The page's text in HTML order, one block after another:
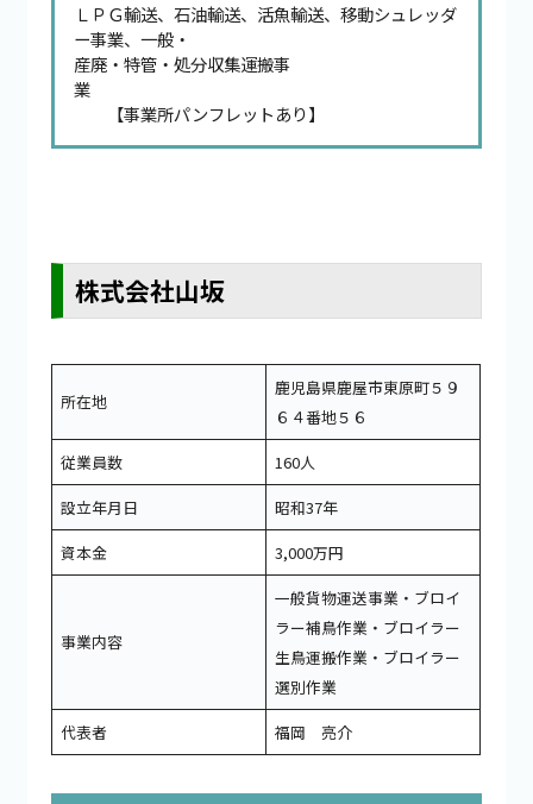
ＬＰＧ輸送、石油輸送、活魚輸送、移動シュレッダ
ー事業、一般・
産廃・特管・処分収集運搬事
業
【事業所パンフレットあり】
株式会社山坂
所在地
鹿児島県鹿屋市東原町５９
６４番地５６
従業員数
160人
設立年月日
昭和37年
資本金
3,000万円
事業内容
一般貨物運送事業・ブロイ
ラー補鳥作業・ブロイラー
生鳥運搬作業・ブロイラー
選別作業
代表者
福岡 亮介